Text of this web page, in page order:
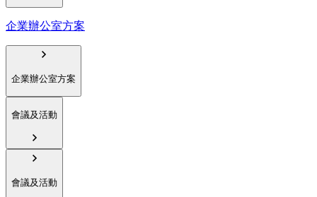
企業辦公室方案
企業辦公室方案
會議及活動
會議及活動